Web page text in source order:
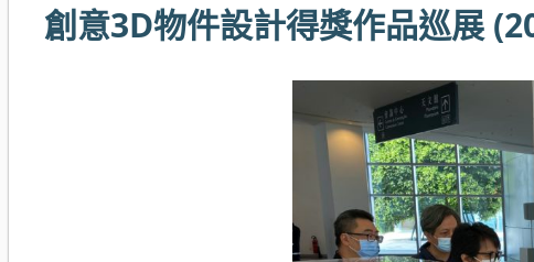
創意3D物件設計得獎作品巡展